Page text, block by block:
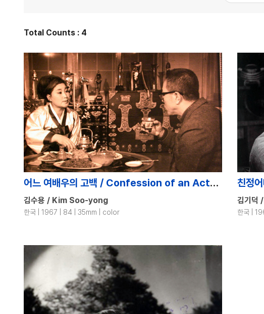
Total Counts : 4
어느 여배우의 고백 / Confession of an Actress / Eoneo Yeobaeuui Gobaek
김수용 / Kim Soo-yong
한국 | 1967 | 84 | 35mm | color
친정
김기
한국 |